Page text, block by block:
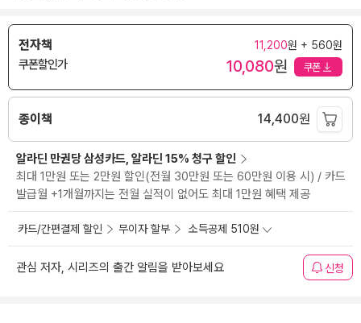
전자책 11,200원 + 560원
쿠폰할인가 10,080원 쿠폰
종이책 14,400원
알라딘 만권당 삼성카드, 알라딘 15% 청구 할인
최대 1만원 또는 2만원 할인(전월 30만원 또는 60만원 이용 시) / 카드
발급월 +1개월까지는 전월 실적이 없어도 최대 1만원 혜택 제공
카드/간편결제 할인 무이자 할부 소득공제 510원
관심 저자, 시리즈의 출간 알림을 받아보세요 신청